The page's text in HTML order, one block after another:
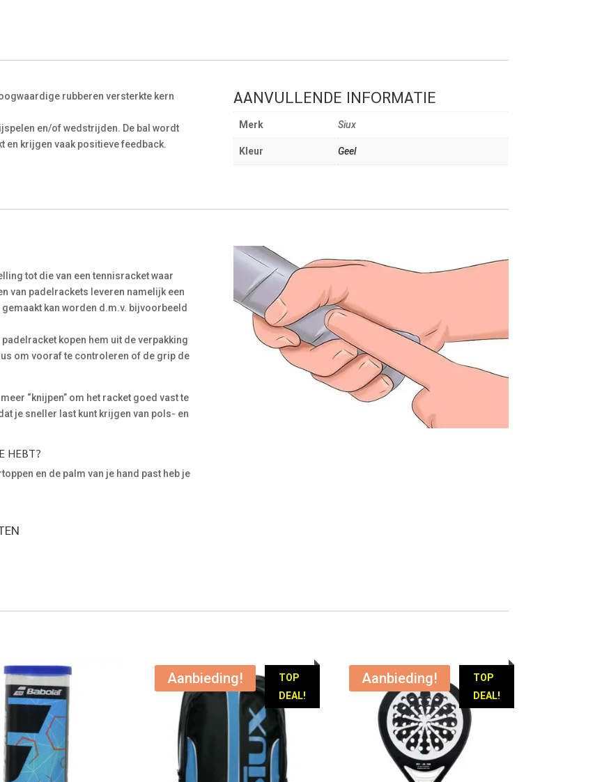
rubberen versterkte kern
en/of wedstrijden. De bal wordt
krijgen vaak positieve feedback.
AANVULLENDE INFORMATIE
Merk Siux
Kleur Geel
tot die van een tennisracket waar
van padelrackets leveren namelijk een
kan worden d.m.v. bijvoorbeeld
kopen hem uit de verpakking
om vooraf te controleren of de grip de
“knijpen” om het racket goed vast te
je sneller last kunt krijgen van pols- en
HEBT?
en de palm van je hand past heb je
TOP
DEAL!
Aanbieding!
TOP
DEAL!
Aanbieding!